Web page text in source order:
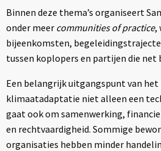
Binnen deze thema’s organiseert
onder meer communities of practice,
bijeenkomsten,
tussen koplopers en partijen die net
Een belangrijk uitgangspunt van
klimaatadaptatie niet alleen een
gaat ook om samenwerking,
en rechtvaardigheid. Sommige
organisaties hebben minder